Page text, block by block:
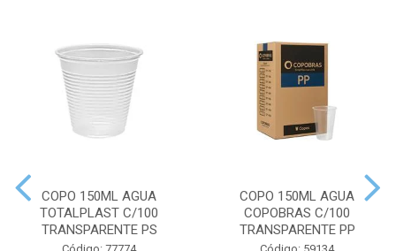
COPO 150ML AGUA
TOTALPLAST C/100
TRANSPARENTE PS
COPO 150ML AGUA
COPOBRAS C/100
TRANSPARENTE PP